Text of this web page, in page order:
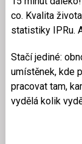
co. Kvalita
statistiky IPRu.
Stačí jediné:
umístěnek, kde
pracovat tam,
vydělá kolik